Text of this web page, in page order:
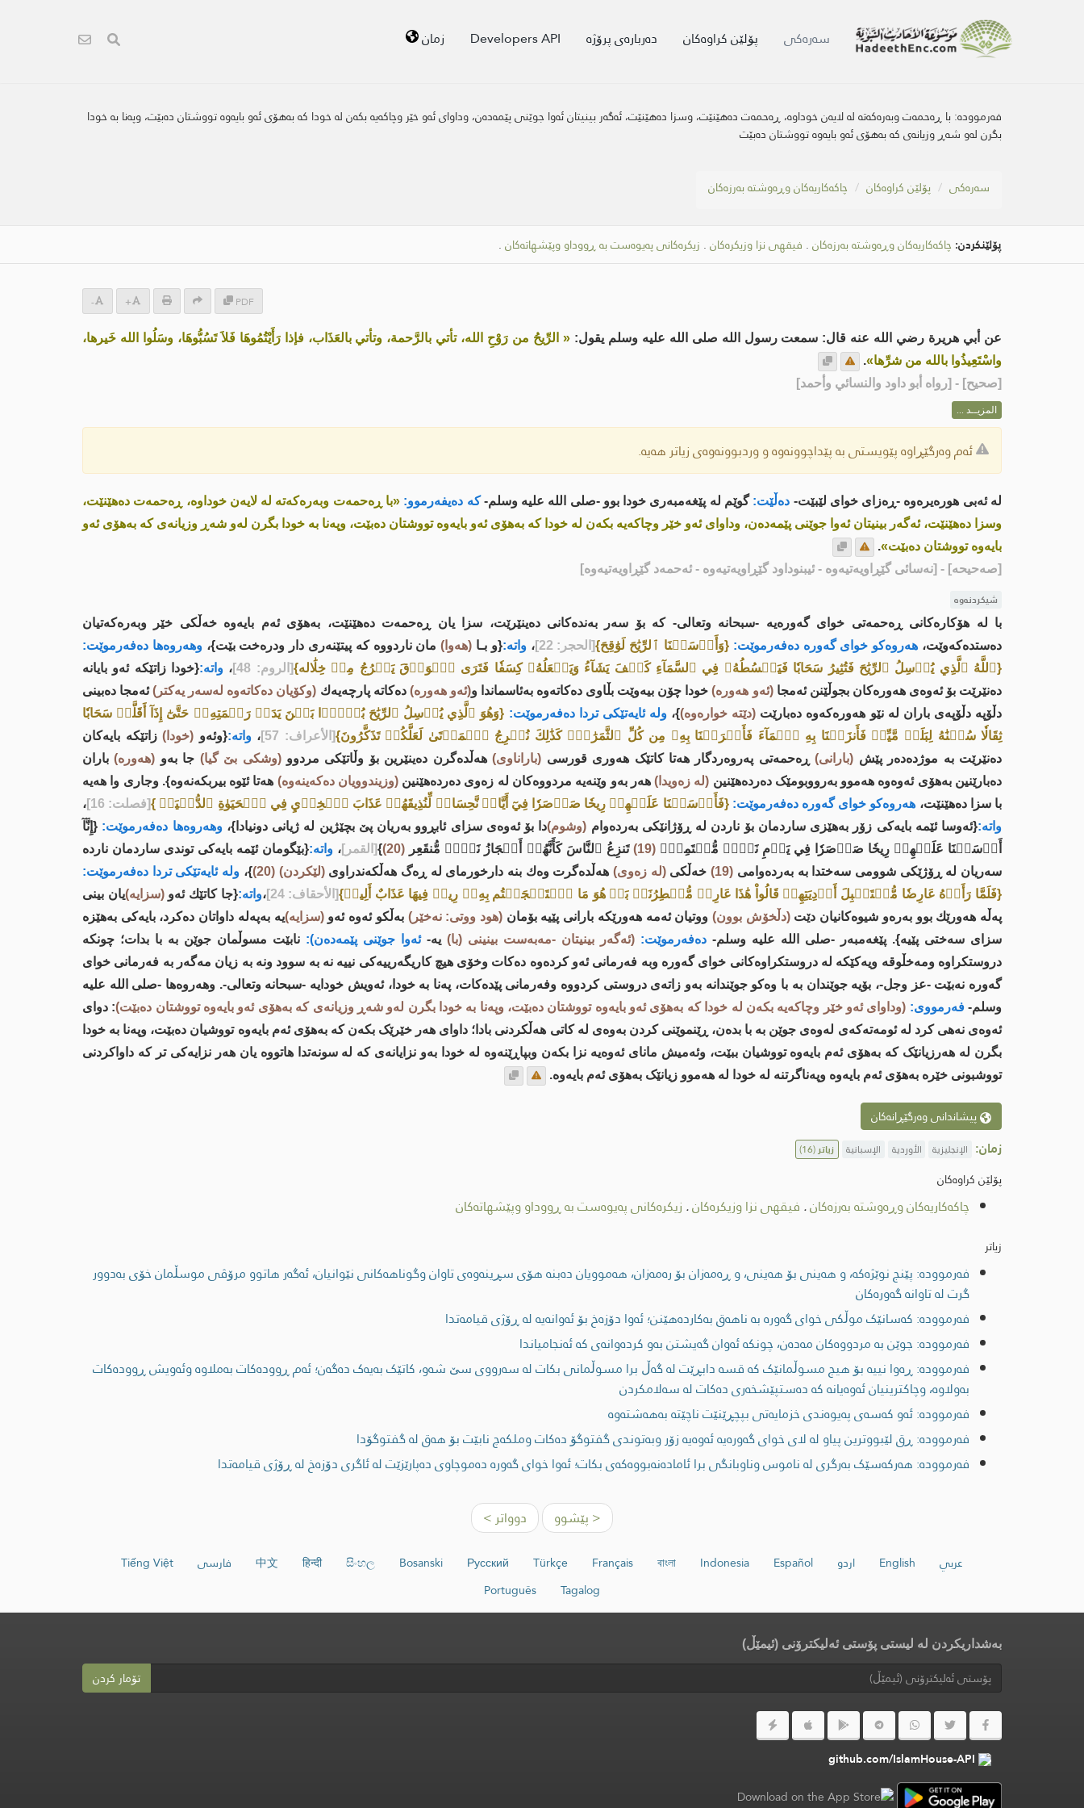
سه‌ره‌كی پۆلێن کراوەکان دەربارەی پرۆژە Developers API زمان
فەرموودە:با ڕەحمەت وبەرەکەتە لە لایەن خوداوە، ڕەحمەت دەهێنێت، وسزا دەهێنێت، ئەگەر بینیتان ئەوا جوێنی پێمەدەن، وداواى ئەو خێر وچاکەیە بکەن لە خودا کە بەهۆی ئەو بایەوە تووشتان دەبێت، وپەنا بە خودا
بگرن لەو شەڕ وزیانەى کە بەهۆی ئەو بایەوە تووشتان دەبێت
سه‌ره‌كی پۆلێن کراوەکان چاكەكاریەكان وڕەوشتە بەرزەکان
پۆلێنکردن: چاكەكاریەكان وڕەوشتە بەرزەکان . فیقهی نزا وزیکرەکان . زیکرەکانی پەیوەست بە ڕووداو وپێشهاتەکان .
PDF
+
-
عن أبي هريرة رضي الله عنه قال: سمعت رسول الله صلى الله عليه وسلم يقول: « الرِّيحُ من رَوْحِ الله، تأتي بالرَّحمة، وتأتي بالعَذَاب، فإذا رَأَيْتُمُوهَا فَلاَ تَسُبُّوهَا، وسَلُوا الله خَيرها،
واسْتَعِيذُوا بالله من شرِّها».
[صحيح] - [رواه أبو داود والنسائي وأحمد]
المزيــد ...
ئەم وەرگێڕاوە پێویستی بە پێداچوونەوە و وردبوونەوەی زیاتر هەیە.
لە ئەبی هورەیرەوە -ڕەزای خوای لێبێت- دەڵێت: گوێم لە پێغەمبەری خودا بوو -صلى اللە علیە وسلم-کە دەیفەرموو: «با ڕەحمەت وبەرەکەتە لە لایەن خوداوە، ڕەحمەت دەهێنێت،
وسزا دەهێنێت، ئەگەر بینیتان ئەوا جوێنی پێمەدەن، وداواى ئەو خێر وچاکەیە بکەن لە خودا کە بەهۆی ئەو بایەوە تووشتان دەبێت، وپەنا بە خودا بگرن لەو شەڕ وزیانەى کە بەهۆی ئەو
بایەوە تووشتان دەبێت».
[صەحیحە] - [نەسائی گێڕاویەتیەوە - ئیبنوداود گێڕاویەتیەوە - ئەحمەد گێڕاویەتیەوە]
شیکردنەوە
با لە هۆکارەکانی ڕەحمەتی خواى گەورەیە -سبحانه وتعالى- کە بۆ سەر بەندەکانی دەینێرێت، سزا یان ڕەحمەت دەهێنێت، بەهۆی ئەم بایەوە خەڵکی خێر وبەرەکەتیان
دەستدەکەوێت، هەروەکو خواى گەورە دەفەرموێت: {وَأَرۡسَلۡنَا ٱلرِّيَٰحَ لَوَٰقِحَ}[الحجر: 22] ، واتە:{و بـا (ھەوا)مان ناردووە کە پیتێنەری دار ودرەخت بێت}، وهەروەها دەفەرموێت:
{ٱللَّهُ ٱلَّذِي يُرۡسِلُ ٱلرِّيَٰحَ فَتُثِيرُ سَحَابٗا فَيَبۡسُطُهُۥ فِي ٱلسَّمَآءِ كَيۡفَ يَشَآءُ وَيَجۡعَلُهُۥ كِسَفٗا فَتَرَى ٱلۡوَدۡقَ يَخۡرُجُ مِنۡ خِلَٰاله}[الروم: 48] ، واتە:{خودا زاتێکە ئەو بایانە
دەنێرێت بۆ ئەوەی ھەورەکان بجوڵێنن ئەمجا(ئەو ھەورە)خودا چۆن بیەوێت بڵاوی دەکاتەوە بەئاسماندا و(ئەو ھەورە) دەکاتە پارچەیەك (وکۆیان دەکاتەوە لەسەر یەکتر)ئەمجا دەبینی
دڵۆپە دڵۆپەی باران لە نێو ھەورەکەوە دەبارێت (دێتە خوارەوە)}، ولە ئایەتێکی تردا دەفەرموێت: {وَهُوَ ٱلَّذِي يُرۡسِلُ ٱلرِّيَٰحَ بُشۡرَۢا بَيۡنَ يَدَيۡ رَحۡمَتِهِۦۖ حَتَّىٰٓ إِذَآ أَقَلَّتۡ سَحَابٗا
ثِقَالٗا سُقۡنَٰهُ لِبَلَدٖ مَّيِّتٖ فَأَنزَلۡنَا بِهِ ٱلۡمَآءَ فَأَخۡرَجۡنَا بِهِۦ مِن كُلِّ ٱلثَّمَرَٰتِۚ كَذَٰلِكَ نُخۡرِجُ ٱلۡمَوۡتَىٰ لَعَلَّكُمۡ تَذَكَّرُونَ}[الأعراف: 57] ، واتە:{وئەو (خودا)زاتێکە بایەکان
دەنێرێت بە موژدەدەر پێش (بارانی)ڕەحمەتی پەروەردگار ھەتا کاتێک ھەوری قورسی (باراناوی)ھەڵدەگرن دەینێرین بۆ وڵاتێکی مردوو(وشکی بێ گیا) جا بەو (ھەورە)باران
دەبارێنین بەھۆی ئەوەوە ھەموو بەرووبومێک دەردەھێنین (لە زەویدا)ھەر بەو وێنەیە مردووەکان لە زەوی دەردەھێنین(وزیندوویان دەکەینەوە) ھەتا ئێوە بیربکەنەوە}. وجاری وا هەیە
با سزا دەهێنێت، هەروەکو خواى گەورە دەفەرموێت: {فَأَرۡسَلۡنَا عَلَيۡهِمۡ رِيحٗا صَرۡصَرٗا فِيٓ أَيَّامٖ نَّحِسَاتٖ لِّنُذِيقَهُمۡ عَذَابَ ٱلۡخِزۡيِ فِي ٱلۡحَيَوٰةِ ٱلدُّنۡيَاۖ }[فصلت: 16]
،
واتە:{ئەوسا ئێمە بایەکی زۆر بەھێزی ساردمان بۆ ناردن لە ڕۆژانێکی بەردەوام (وشوم)دا بۆ ئەوەی سزای ئابڕوو بەریان پێ بچێژین لە ژیانی دونیادا}، وهەروەها دەفەرموێت: {إِنَّآ
أَرۡسَلۡنَا عَلَيۡهِمۡ رِيحٗا صَرۡصَرٗا فِي يَوۡمِ نَحۡسٖ مُّسۡتَمِرّٖ(19) تَنزِعُ ٱلنَّاسَ كَأَنَّهُمۡ أَعۡجَازُ نَخۡلٖ مُّنقَعِر (20)
}[القمر]، واتە:{بێگومان ئێمە بایەکی توندی ساردمان ناردە
سەریان لە ڕۆژێکی شوومی سەختدا بە بەردەوامی (19) خەڵکی(لە زەوی)ھەڵدەگرت وەك بنە دارخورمای لە ڕەگ ھەڵکەندراوی(لێکردن) (20) }، ولە ئایەتێکی تردا دەفەرموێت:
{فَلَمَّا رَأَوۡهُ عَارِضٗا مُّسۡتَقۡبِلَ أَوۡدِيَتِهِمۡ قَالُواْ هَٰذَا عَارِضٞ مُّمۡطِرُنَاۚ بَلۡ هُوَ مَا ٱسۡتَعۡجَلۡتُم بِهِۦۖ رِيحٞ فِيهَا عَذَابٌ أَلِيمٞ}[الأحقاف: 24] ،واتە:{جا کاتێك ئەو(سزایە)یان بینی
پەڵە ھەورێك بوو بەرەو شیوەکانیان دێت(دڵخۆش بوون) ووتیان ئەمە ھەورێکە بارانی پێیە بۆمان(ھود ووتی: نەخێر) بەڵکو ئەوە ئەو(سزایە)یە بەپەلە داواتان دەکرد، بایەکی بەھێزە
سزای سەختی پێیە}. پێغەمبەر -صلى اللە علیە وسلم- دەفەرموێت: (ئەگەر بینیتان -مەبەست بینینی (با) یە- ئەوا جوێنی پێمەدەن): نابێت مسوڵمان جوێن بە با بدات؛ چونکە
دروستکراوە ومەخڵوقە ویەکێکە لە دروستکراوەکانى خواى گەورە وبە فەرمانى ئەو کردەوە دەکات وخۆی هیچ کاریگەرییەکی نییە نە بە سوود ونە بە زیان مەگەر بە فەرمانى خواى
گەورە نەبێت -عز وجل-، بۆیە جوێندان بە با وەکو جوێندانە بەو زاتەی دروستی کردووە وفەرمانى پێدەکات، پەنا بە خودا، ئەویش خودایە -سبحانه وتعالى-. وهەروەها -صلى اللە علیە
وسلم-فەرمووی: (وداواى ئەو خێر وچاکەیە بکەن لە خودا کە بەهۆی ئەو بایەوە تووشتان دەبێت، وپەنا بە خودا بگرن لەو شەڕ وزیانەى کە بەهۆی ئەو بایەوە تووشتان دەبێت): دواى
ئەوەى نەهی کرد لە ئومەتەکەى لەوەى جوێن بە با بدەن، ڕێنموێنی کردن بەوەى لە کاتی هەڵکردنی بادا؛ داوای هەر خێرێک بکەن کە بەهۆی ئەم بایەوە تووشیان دەبێت، وپەنا بە خودا
بگرن لە هەرزیانێک کە بەهۆی ئەم بایەوە تووشیان ببێت، وئەمیش ماناى ئەوەیە نزا بکەن وبپاڕێنەوە لە خودا بەو نزایانەى کە لە سونەتدا هاتووە یان هەر نزایەکی تر کە داواکردنی
تووشبونی خێرە بەهۆی ئەم بایەوە وپەناگرتنە لە خودا لە هەموو زیانێک بەهۆی ئەم بایەوە.
پیشاندانی وەرگێڕانەکان
زمان: الإنجليزية الأوردية الإسبانية زیاتر(16)
پۆلێن کراوەکان
چاكەكاریەكان وڕەوشتە بەرزەکان. فیقهی نزا وزیکرەکان. زیکرەکانی پەیوەست بە ڕووداو وپێشهاتەکان
زیاتر
فەرموودە: پێنج نوێژەکە، و ھەینی بۆ ھەینی، و ڕەمەزان بۆ رەمەزان، ھەموویان دەبنە ھۆی سڕینەوەی تاوان وگوناھەکانی نێوانیان، ئەگەر ھاتوو مرۆڤی موسڵمان خۆی بەدوور
گرت لە تاوانە گەورەکان
فەرموودە: كەسانێک موڵكی خوای گەوره به ناهەق بەكاردەهێنن؛ ئەوا دۆزەخ بۆ ئەوانەیه له ڕۆژی قیامەتدا
فەرموودە: جوێن بە مردووەکان مەدەن، چونکە ئەوان گەیشتن بەو کردەوانەی کە ئەنجامیاندا
فەرموودە: ڕەوا نییە بۆ هیچ مسوڵمانێک کە قسە دابڕێت لە گەڵ برا مسوڵمانی بکات لە سەرووی سێ شەو، کاتێک بەیەک دەگەن؛ ئەم ڕوودەکات بەملاوە وئەویش ڕوودەکات
بەولاوە، وچاکترینیان ئەوەیانە کە دەستپێشخەری دەکات لە سەلامکردن
فەرموودە: ئەو کەسەی پەیوەندی خزمایەتی بپچڕێنێت ناچێتە بەهەشتەوە
فەرموودە: ڕق لێبووترین پیاو لە لای خوای گەورەیە ئەوەیە زۆر وبەتوندی گفتوگۆ دەکات وملکەچ نابێت بۆ هەق لە گفتوگۆدا
فەرموودە: هەرکەسێک بەرگری لە ناموس وناوبانگی برا ئامادەنەبووەکەی بکات؛ ئەوا خوای گەورە دەموچاوی دەپارێزێت لە ئاگری دۆزەخ لە ڕۆژی قیامەتدا
< پێشوو دوواتر >
عربي English اردو Español
Indonesia
বাংলা
Français
Türkçe
Русский
Bosanski
සිංහල
हिन्दी
中文 فارسی
Tiếng Việt
Tagalog
Português
بەشداریکردن لە لیستی پۆستی ئەلیکترۆنی (ئیمێڵ)
تۆمار کردن
github.com/IslamHouse-API